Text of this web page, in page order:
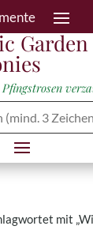
Garden
mit